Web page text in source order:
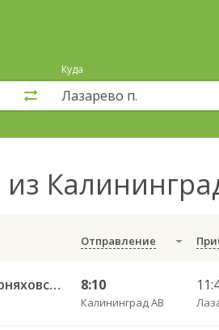
Куда
из
Отправление
567А Калининград АВ — Черняховск АС ч/з Озерки п., Правдинск КДП, Железнодорожный КДП 8:10
Калининград АВ